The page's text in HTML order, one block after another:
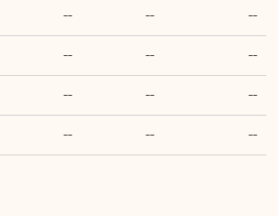
--
--
--
--
--
--
--
--
--
--
--
--